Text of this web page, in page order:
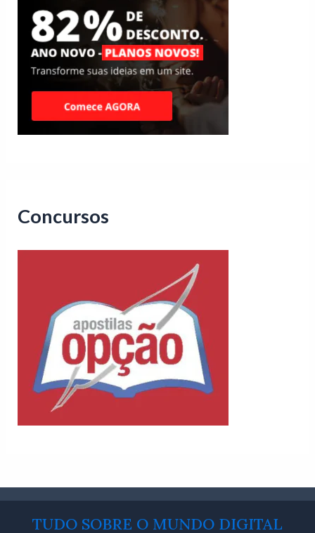
Concursos
TUDO SOBRE O MUNDO DIGITAL